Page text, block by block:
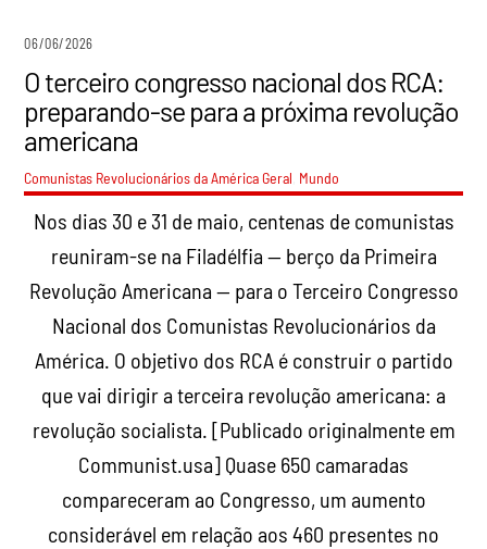
06/06/2026
O terceiro congresso nacional dos RCA:
preparando-se para a próxima revolução
americana
Comunistas Revolucionários da América Geral Mundo
Nos dias 30 e 31 de maio, centenas de comunistas
reuniram-se na Filadélfia — berço da Primeira
Revolução Americana — para o Terceiro Congresso
Nacional dos Comunistas Revolucionários da
América. O objetivo dos RCA é construir o partido
que vai dirigir a terceira revolução americana: a
revolução socialista. [Publicado originalmente em
Communist.usa] Quase 650 camaradas
compareceram ao Congresso, um aumento
considerável em relação aos 460 presentes no